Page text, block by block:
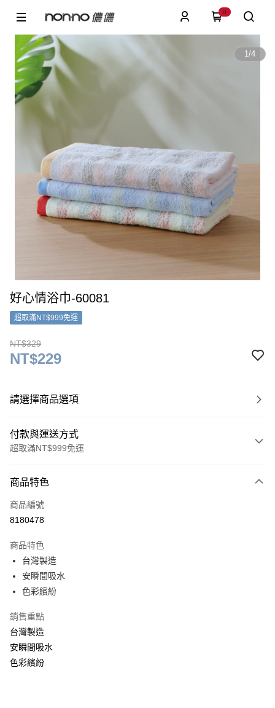
0
1/4
好心情浴巾-60081
超取滿NT$999免運
NT$329
NT$229
請選擇商品選項
付款與運送方式
超取滿NT$999免運
信用卡一次付款
超商取貨付款
Apple Pay
街口支付
運送方式
全家取貨付款
每筆NT$90，滿NT$999(含以上)免運費
商品特色
商品編號
8180478
商品特色
台灣製造
安瞬間吸水
色彩繽紛
銷售重點
台灣製造
安瞬間吸水
色彩繽紛